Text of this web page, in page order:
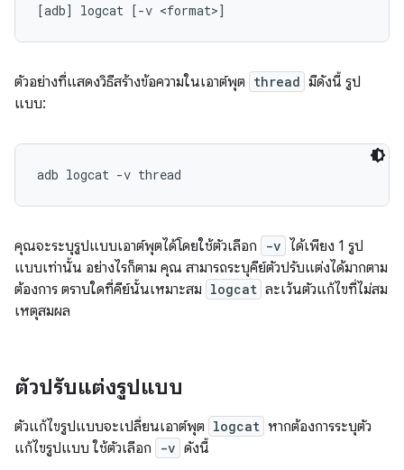
ตัวอย่างที่แสดงวิธีสร้างข้อความในเอาต์พุต thread มีดังนี้ รูป
แบบ:
คุณจะระบุรูปแบบเอาต์พุตได้โดยใช้ตัวเลือก -v ได้เพียง 1 รูป
แบบเท่านั้น อย่างไรก็ตาม คุณ สามารถระบุคีย์ตัวปรับแต่งได้มากตาม
ต้องการ ตราบใดที่คีย์นั้นเหมาะสม logcat ละเว้นตัวแก้ไขที่ไม่สม
เหตุสมผล
ตัวปรับแต่งรูปแบบ
ตัวแก้ไขรูปแบบจะเปลี่ยนเอาต์พุต logcat หากต้องการระบุตัว
แก้ไขรูปแบบ ใช้ตัวเลือก
-v ดังนี้